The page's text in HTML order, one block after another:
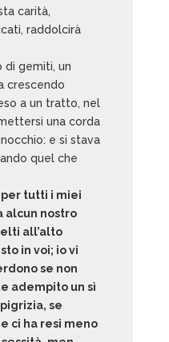
carità,
raddolcirà
di gemiti, un
crescendo
a un tratto, nel
una corda
e si stava
quel che
per tutti i miei
alcun nostro
all’alto
in voi; io vi
se non
adempito un sì
se
ci ha resi meno